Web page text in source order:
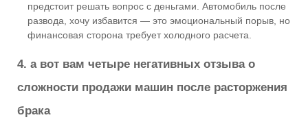
предстоит решать вопрос с деньгами. Автомобиль после
развода, хочу избавится — это эмоциональный порыв, но
финансовая сторона требует холодного расчета.
4. а вот вам четыре негативных отзыва о
сложности продажи машин после расторжения
брака